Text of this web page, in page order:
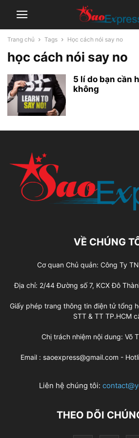
Trang chủ Tags Học cách nói say no
học cách nói say no
5 lí do bạn cần
không
VỀ CHÚNG
Cơ quan Chủ quản: Công Ty
Địa chỉ: 2/44 Đường số 7, KCX Đô
Giấy phép trang thông tin điện tử tổng
STT & TT TP.HCM
Chị trách nhiệm nội dung: Võ
Email : saoexpress@gmail.com -
Liên hệ chúng tôi:
THEO DÕI